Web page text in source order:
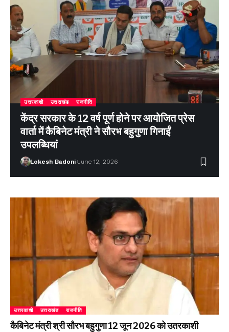
उत्तरकाशी उत्तराखंड राजनीति
केंद्र सरकार के 12 वर्ष पूर्ण होने पर आयोजित प्रेस
वार्ता में कैबिनेट मंत्री ने सौरभ बहुगुणा गिनाईं
उपलब्धियां
Lokesh Badoni June 12, 2026
उत्तरकाशी उत्तराखंड राजनीति
कैबिनेट मंत्री श्री सौरभ बहुगुणा 12 जून 2026 को उतरकाशी